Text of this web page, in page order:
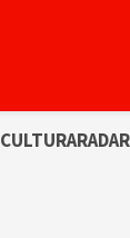
CULTURA